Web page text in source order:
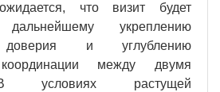
что визит будет
дальнейшему укреплению
доверия и углублению
координации между двумя
условиях растущей